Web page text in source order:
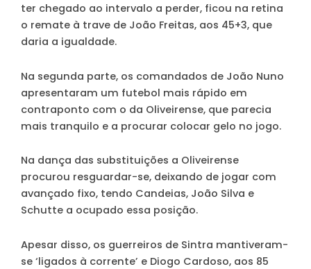
ter chegado ao intervalo a perder, ficou na retina
o remate à trave de João Freitas, aos 45+3, que
daria a igualdade.
Na segunda parte, os comandados de João Nuno
apresentaram um futebol mais rápido em
contraponto com o da Oliveirense, que parecia
mais tranquilo e a procurar colocar gelo no jogo.
Na dança das substituições a Oliveirense
procurou resguardar-se, deixando de jogar com
avançado fixo, tendo Candeias, João Silva e
Schutte a ocupado essa posição.
Apesar disso, os guerreiros de Sintra mantiveram-
se ‘ligados à corrente’ e Diogo Cardoso, aos 85